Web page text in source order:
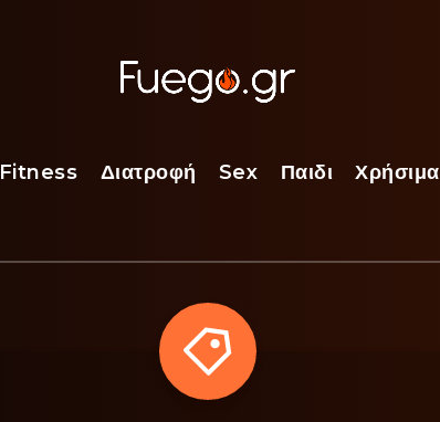
Fitness Διατροφή Sex Παιδι Χρήσιμα